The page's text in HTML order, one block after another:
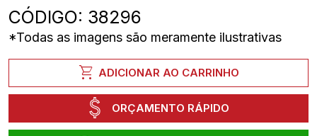
CÓDIGO: 38296
*Todas as imagens são meramente ilustrativas
shopping_cart ADICIONAR AO CARRINHO
ORÇAMENTO RÁPIDO